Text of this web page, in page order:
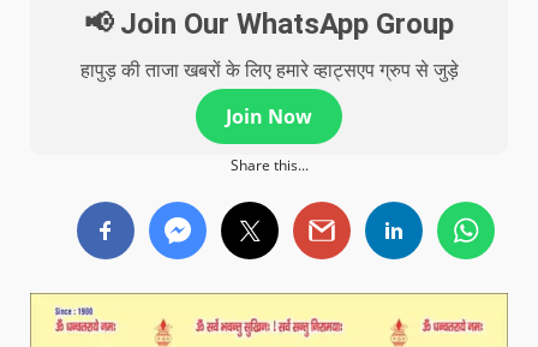
📢 Join Our WhatsApp Group
हापुड़ की ताजा खबरों के लिए हमारे व्हाट्सएप ग्रुप से जुड़े
Join Now
Share this...